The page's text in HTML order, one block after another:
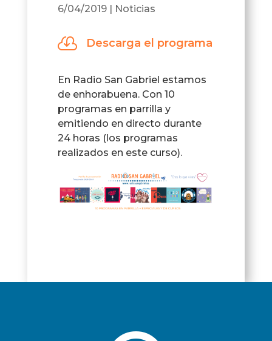
6/04/2019| Noticias
 Descarga el programa
En Radio San Gabriel estamos
de enhorabuena. Con 10
programas en parrilla y
emitiendo en directo durante
24 horas (los programas
realizados en este curso).